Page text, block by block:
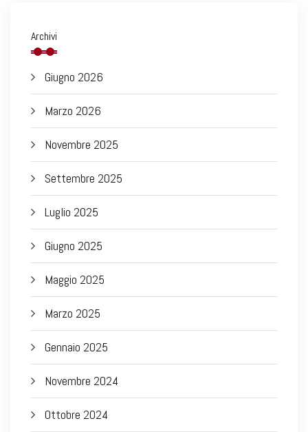
Archivi
Giugno 2026
Marzo 2026
Novembre 2025
Settembre 2025
Luglio 2025
Giugno 2025
Maggio 2025
Marzo 2025
Gennaio 2025
Novembre 2024
Ottobre 2024